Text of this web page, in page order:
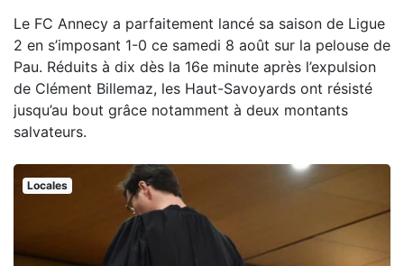
Le FC Annecy a parfaitement lancé sa saison de Ligue
2 en s’imposant 1-0 ce samedi 8 août sur la pelouse de
Pau. Réduits à dix dès la 16e minute après l’expulsion
de Clément Billemaz, les Haut-Savoyards ont résisté
jusqu’au bout grâce notamment à deux montants
salvateurs.
Locales